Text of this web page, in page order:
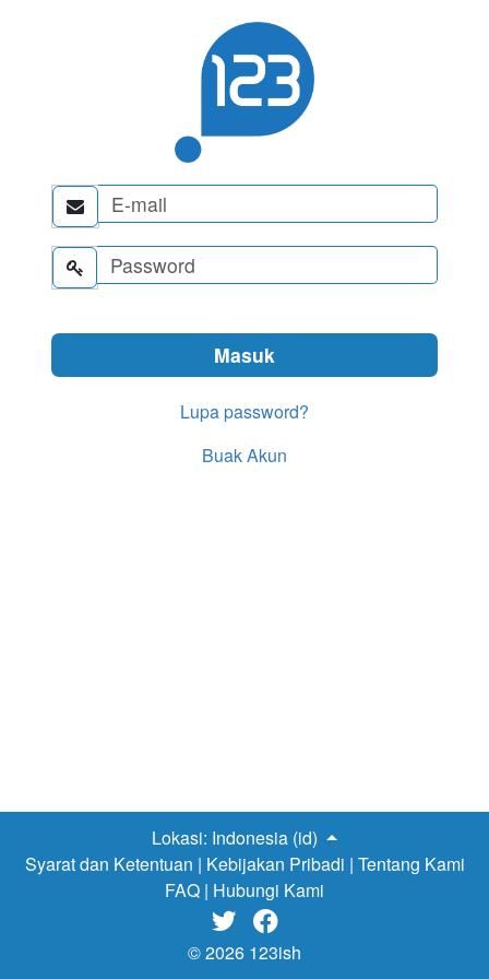


Lupa password?
Buak Akun
Lokasi: Indonesia (id)
Syarat dan Ketentuan | Kebijakan Pribadi | Tentang Kami
FAQ | Hubungi Kami
 
© 2026 123ish